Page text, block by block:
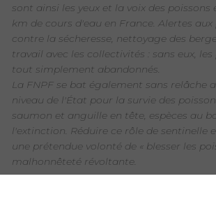
sont ainsi les yeux et la voix des poissons
km de cours d'eau en France. Alertes
contre la sécheresse, nettoyage des
travail avec les collectivités : sans eux,
tout simplement abandonnés.
La FNPF se bat également sans relâche
niveau de l'État pour la survie des
saumon et anguille en tête, espèces au
l'extinction. Réduire ce rôle de sentinelle
une prétendue volonté de « blesser les
malhonnêteté révoltante.